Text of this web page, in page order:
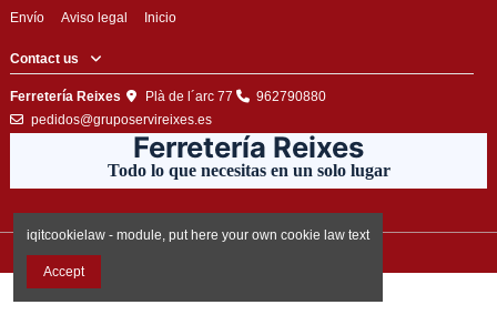
Envío Aviso legal Inicio
Contact us
Ferretería Reixes Plà de l´arc 77
962790880
pedidos@gruposervireixes.es
Ferretería Reixes
Todo lo que necesitas en un solo lugar
iqitcookielaw - module, put here your own cookie law text
Accept